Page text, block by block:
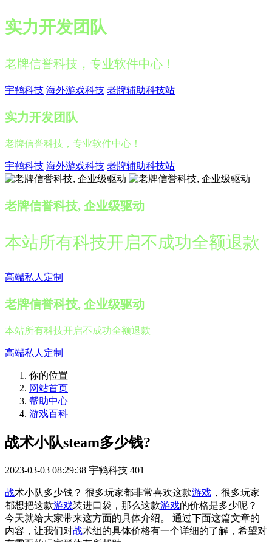
实力开发团队
老牌信誉科技，专业软件中心！
宇鹤科技 海外游戏科技 老牌辅助科技站
实力开发团队
老牌信誉科技，专业软件中心！
宇鹤科技 海外游戏科技 老牌辅助科技站
老牌信誉科技, 企业级驱动
本站所有科技开启不成功全额退款
高端私人定制
老牌信誉科技, 企业级驱动
本站所有科技开启不成功全额退款
高端私人定制
你的位置
网站首页
帮助中心
游戏百科
战术小队steam多少钱?
2023-03-03 08:29:38 宇鹤科技 401
战术小队多少钱？ 很多玩家都非常喜欢这款游戏 ，很多玩家
都想把这款游戏装进口袋，那么这款游戏的价格是多少呢？
今天就给大家带来这方面的具体介绍。 通过下面这篇文章的
内容，让我们对战术组的具体价格有一个详细的了解，希望对